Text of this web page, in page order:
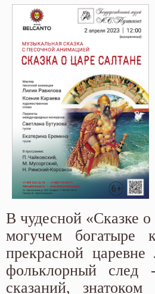
В чудесной «Сказке
могучем богатыре
прекрасной царевне
фольклорный
сказаний,